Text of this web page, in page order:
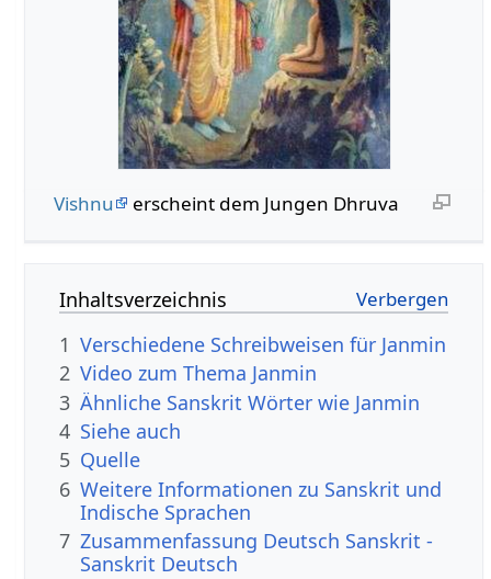
Vishnu erscheint dem Jungen Dhruva
Inhaltsverzeichnis
1 Verschiedene Schreibweisen für Janmin
2 Video zum Thema Janmin
3 Ähnliche Sanskrit Wörter wie Janmin
4 Siehe auch
5 Quelle
6 Weitere Informationen zu Sanskrit und
Indische Sprachen
7 Zusammenfassung Deutsch Sanskrit -
Sanskrit Deutsch